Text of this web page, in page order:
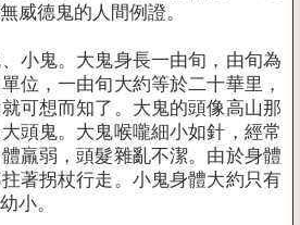
威德鬼的人間例證。
鬼。大鬼身長一由旬，由旬為
位，一由旬大約等於二十華里，
可想而知了。大鬼的頭像高山那
頭鬼。大鬼喉嚨細小如針，經常
羸弱，頭髮雜亂不潔。由於身體
著拐杖行走。小鬼身體大約只有
小。